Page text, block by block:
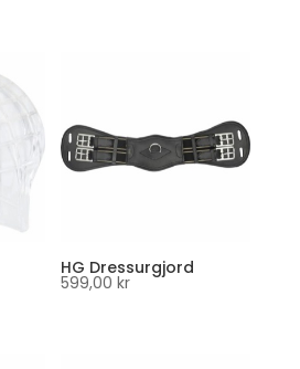
HG Dressurgjord
599,00kr